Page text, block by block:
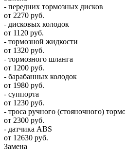
- передних тормозных дисков
от 2270 руб.
- дисковых колодок
от 1120 руб.
- тормозной жидкости
от 1320 руб.
- тормозного шланга
от 1200 руб.
- барабанных колодок
от 1980 руб.
- суппорта
от 1230 руб.
- троса ручного (стояночного)
от 2300 руб.
- датчика ABS
от 12630 руб.
Замена